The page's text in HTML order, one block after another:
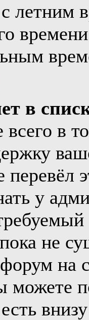
летним
в
в
перевёл
у
не
форум